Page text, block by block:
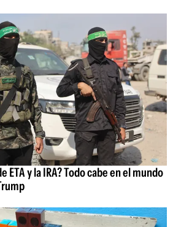
ETA y la IRA? Todo cabe en el mundo